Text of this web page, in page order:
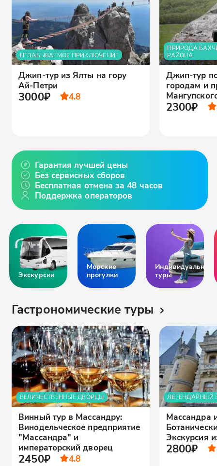
НЕЗАБЫВАЕМОЕ ПРИКЛЮЧЕНИЕ
Джип-тур из Ялты на гору
Ай-Петри
3000₽ 4.8
ПРИРОДА
РАЙОНА
Джип-тур
городам и
2300₽
Гарантия лучшей цены
Без сервисных сборов
Бесплатная отмена за 48 часов
Поддержка операторов
Экскурсии
Морские
прогулки
Индивидуальные
туры
Гастрономические туры
ВЕЛИЧЕСТВЕННЫЕ ДВОРЦЫ
Винный тур в Массандру:
Винодельческое предприятие
"Массандра" и
императорский дворец
2450₽ 4.8
ЛЕГЕНДАРНЫЙ
Массандра
Экскурсия
2800₽